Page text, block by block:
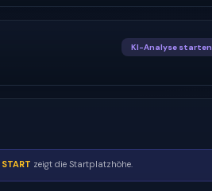
KI-Analyse starten
START zeigt die Startplatzhöhe.